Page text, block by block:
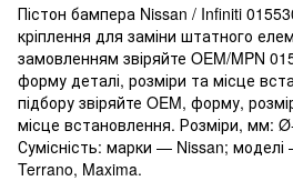
Пістон бампера Nissan / Infiniti
кріплення для заміни штатного
замовленням звіряйте OEM/MPN
форму деталі, розміри та місце
підбору звіряйте OEM, форму,
місце встановлення. Розміри, мм:
Сумісність: марки — Nissan;
Terrano, Maxima.